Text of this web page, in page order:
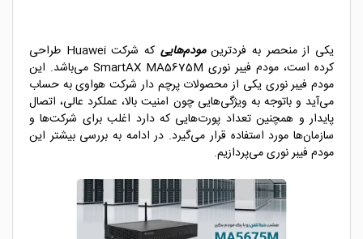
یکی از منحصر به فردترینمودم‌هایی که شرکت Huawei
طراحی
کرده است، مودم فیبر نوری SmartAX MA5675M می‌باشد. این
مودم فیبر نوری یکی از محصولات پرچم دار شرکت هواوی به حساب
می‌آید و باتوجه به ویژگی‌هایی چون امنیت بالا، عملکرد عالی، اتصال
پایدار و همچنین تعداد پورت‌هایی که دارد اغلب برای شرکت‌ها و
سازمان‌ها مورد استفاده قرار می‌گیرد. در ادامه به بررسی بیشتر این
مودم فیبر نوری می‌پردازیم.